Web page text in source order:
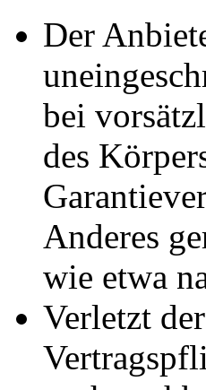
Der
bei
des
Anderes
wie etwa
Verletzt